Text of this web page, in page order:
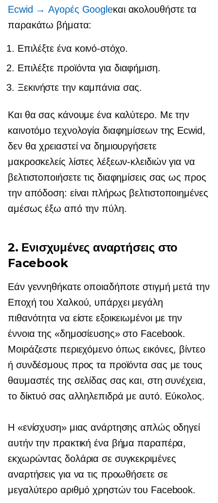
Ecwid → Αγορές Googleκαι ακολουθήστε τα
παρακάτω βήματα:
Επιλέξτε ένα κοινό-στόχο.
Επιλέξτε προϊόντα για διαφήμιση.
Ξεκινήστε την καμπάνια σας.
Και θα σας κάνουμε ένα καλύτερο. Με την
καινοτόμο τεχνολογία διαφημίσεων της Ecwid,
δεν θα χρειαστεί να δημιουργήσετε
μακροσκελείς λίστες λέξεων-κλειδιών για να
βελτιστοποιήσετε τις διαφημίσεις σας ως προς
την απόδοση: είναι πλήρως βελτιστοποιημένες
αμέσως έξω από την πύλη.
2. Ενισχυμένες αναρτήσεις στο
Facebook
Εάν γεννηθήκατε οποιαδήποτε στιγμή μετά την
Εποχή του Χαλκού, υπάρχει μεγάλη
πιθανότητα να είστε εξοικειωμένοι με την
έννοια της «δημοσίευσης» στο Facebook.
Μοιράζεστε περιεχόμενο όπως εικόνες, βίντεο
ή συνδέσμους προς τα προϊόντα σας με τους
θαυμαστές της σελίδας σας και, στη συνέχεια,
το δίκτυό σας αλληλεπιδρά με αυτό. Εύκολος.
Η «ενίσχυση» μιας ανάρτησης απλώς οδηγεί
αυτήν την πρακτική ένα βήμα παραπέρα,
εκχωρώντας δολάρια σε συγκεκριμένες
αναρτήσεις για να τις προωθήσετε σε
μεγαλύτερο αριθμό χρηστών του Facebook.